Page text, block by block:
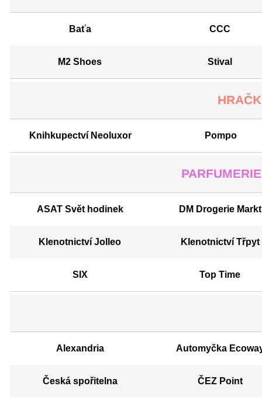
Baťa CCC
M2 Shoes Stival
Knihkupectví Neoluxor Pompo
ASAT Svět hodinek DM Drogerie Markt
Klenotnictví Jolleo Klenotnictví Třpyt
SIX Top Time
Alexandria Automyčka
Česká spořitelna ČEZ Point